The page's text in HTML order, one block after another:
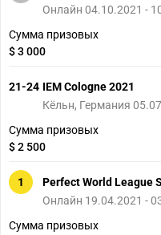
Онлайн 04.10.2021 -
Сумма призовых
$ 3 000
21-24 IEM Cologne 2021
Кёльн, Германия
Сумма призовых
$ 2 500
1
Perfect World League
Онлайн 19.04.2021 -
Сумма призовых